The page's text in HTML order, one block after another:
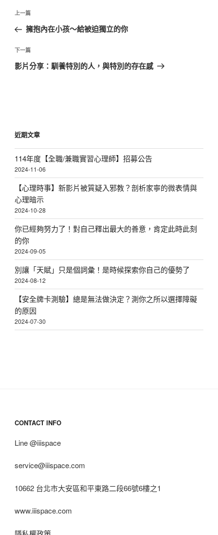
文
導
覽
上
一
文
章
上一篇
擁抱內在小孩～給被迫獨立的你
下
一
下一篇
影片分享：馴養特別的人，與特別的存在感
近期文章
114年度【全職/兼職實習心理師】招募公告
2024-11-06
【心理時事】新影片被質疑入邪教？剖析家寧的微表情與
心理暗示
2024-10-28
你已經夠努力了！對自己釋出最大的善意，肯定此時此刻
的你
2024-09-05
別讓「天賦」只是個詞彙！是時候探索你自己的優勢了
2024-08-12
【安全牌卡測驗】總是無法做決定？測你之所以選擇障礙
的原因
2024-07-30
CONTACT INFO
Line @iiispace
service@iiispace.com
10662 台北市大安區和平東路二段66號6樓之1
www.iiispace.com